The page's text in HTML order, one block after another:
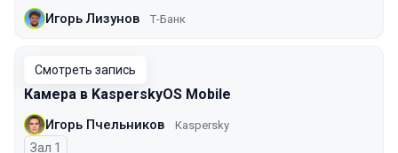
Игорь Лизунов Т-Банк
Смотреть запись
Камера в KasperskyOS Mobile
Игорь Пчельников Kaspersky
Зал 1